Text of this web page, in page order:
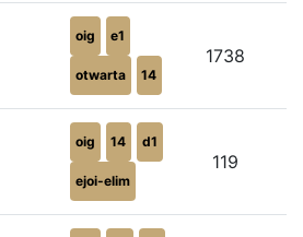
oig e1
otwarta 14
1738
oig 14 d1
ejoi-elim
119